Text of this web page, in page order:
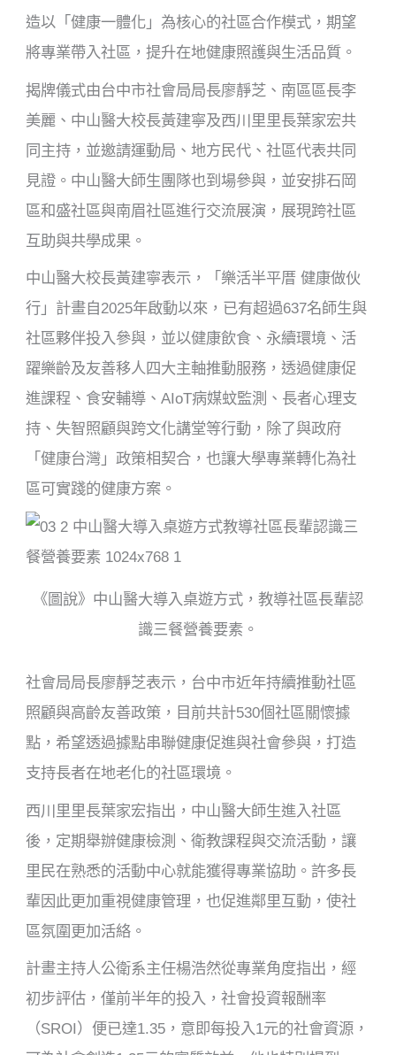
造以「健康一體化」為核心的社區合作模式，期望
將專業帶入社區，提升在地健康照護與生活品質。
揭牌儀式由台中市社會局局長廖靜芝、南區區長李
美麗、中山醫大校長黃建寧及西川里里長葉家宏共
同主持，並邀請運動局、地方民代、社區代表共同
見證。中山醫大師生團隊也到場參與，並安排石岡
區和盛社區與南眉社區進行交流展演，展現跨社區
互助與共學成果。
中山醫大校長黃建寧表示，「樂活半平厝 健康做伙
行」計畫自2025年啟動以來，已有超過637名師生與
社區夥伴投入參與，並以健康飲食、永續環境、活
躍樂齡及友善移人四大主軸推動服務，透過健康促
進課程、食安輔導、AIoT病媒蚊監測、長者心理支
持、失智照顧與跨文化講堂等行動，除了與政府
「健康台灣」政策相契合，也讓大學專業轉化為社
區可實踐的健康方案。
《圖說》中山醫大導入桌遊方式，教導社區長輩認
識三餐營養要素。
社會局局長廖靜芝表示，台中市近年持續推動社區
照顧與高齡友善政策，目前共計530個社區關懷據
點，希望透過據點串聯健康促進與社會參與，打造
支持長者在地老化的社區環境。
西川里里長葉家宏指出，中山醫大師生進入社區
後，定期舉辦健康檢測、衛教課程與交流活動，讓
里民在熟悉的活動中心就能獲得專業協助。許多長
輩因此更加重視健康管理，也促進鄰里互動，使社
區氛圍更加活絡。
計畫主持人公衛系主任楊浩然從專業角度指出，經
初步評估，僅前半年的投入，社會投資報酬率
（SROI）便已達1.35，意即每投入1元的社會資源，